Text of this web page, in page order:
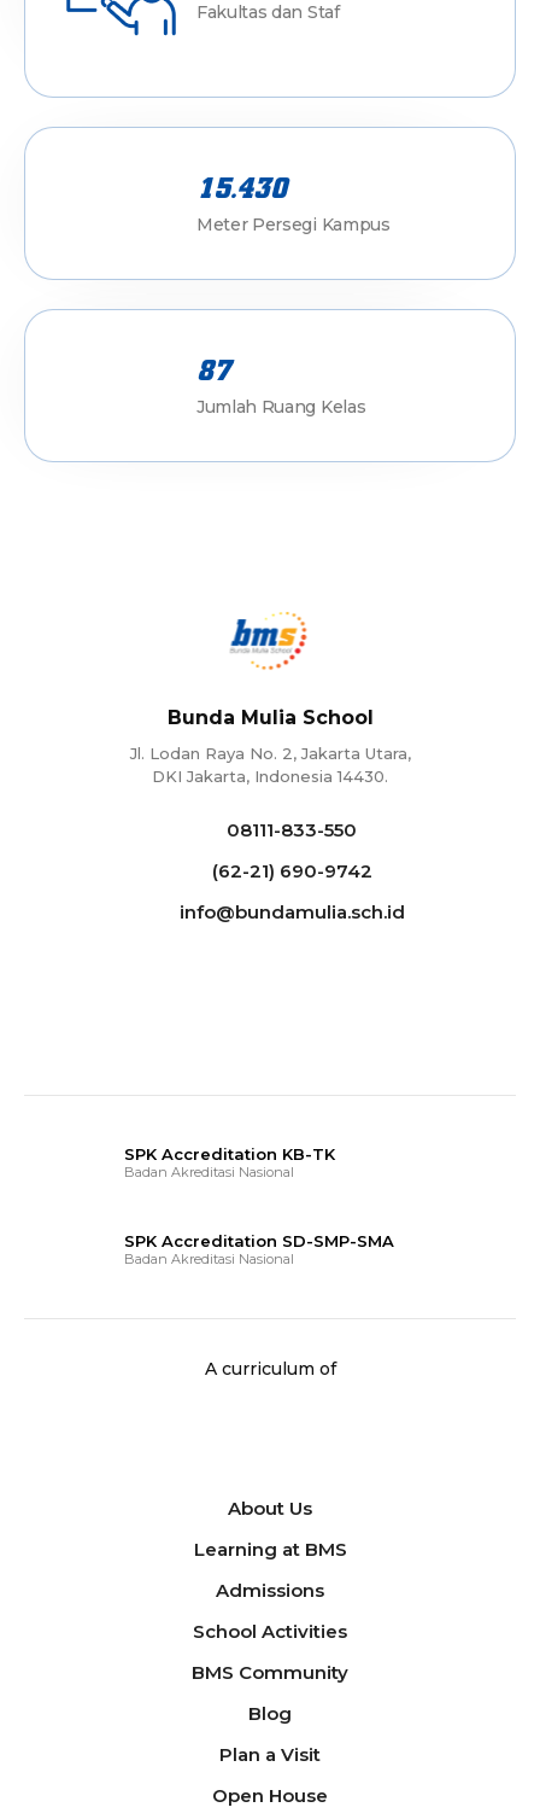
Fakultas dan Staf
15.430
Meter Persegi Kampus
87
Jumlah Ruang Kelas
Bunda Mulia School
Jl. Lodan Raya No. 2, Jakarta Utara,
DKI Jakarta, Indonesia 14430.
08111-833-550
(62-21) 690-9742
info@bundamulia.sch.id
SPK Accreditation KB-TK
Badan Akreditasi Nasional
SPK Accreditation SD-SMP-SMA
Badan Akreditasi Nasional
A curriculum of
About Us
Learning at BMS
Admissions
School Activities
BMS Community
Blog
Plan a Visit
Open House